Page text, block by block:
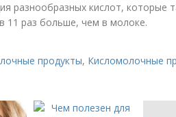
разнообразных кислот, которые
11 раз больше, чем в молоке.
продукты, Кисломолочные